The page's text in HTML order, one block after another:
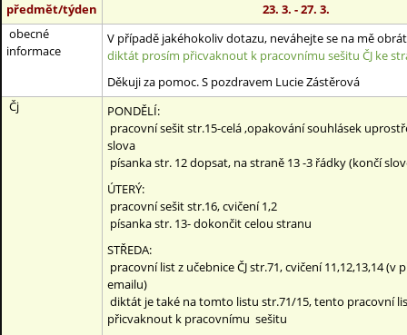
předmět/týden
23. 3. - 27. 3.
obecné
informace
V případě jakéhokoliv dotazu, neváhejte se na mě
diktát prosím přicvaknout k pracovnímu sešitu ČJ ke
Děkuji za pomoc. S pozdravem Lucie Zástěrová
Čj
PONDĚLÍ:
pracovní sešit str.15-celá ,opakování souhlásek
slova
písanka str. 12 dopsat, na straně 13 -3 řádky (končí
ÚTERÝ:
pracovní sešit str.16, cvičení 1,2
písanka str. 13- dokončit celou stranu
STŘEDA:
pracovní list z učebnice ČJ str.71, cvičení 11,12,13,14 (v
emailu)
diktát je také na tomto listu str.71/15, tento pracovní
přicvaknout k pracovnímu sešitu